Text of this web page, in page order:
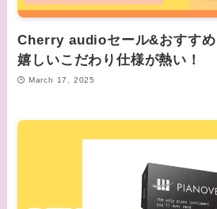
Cherry audioセール&おすすめ
嬉しいこだわり仕様が熱い！
March 17, 2025